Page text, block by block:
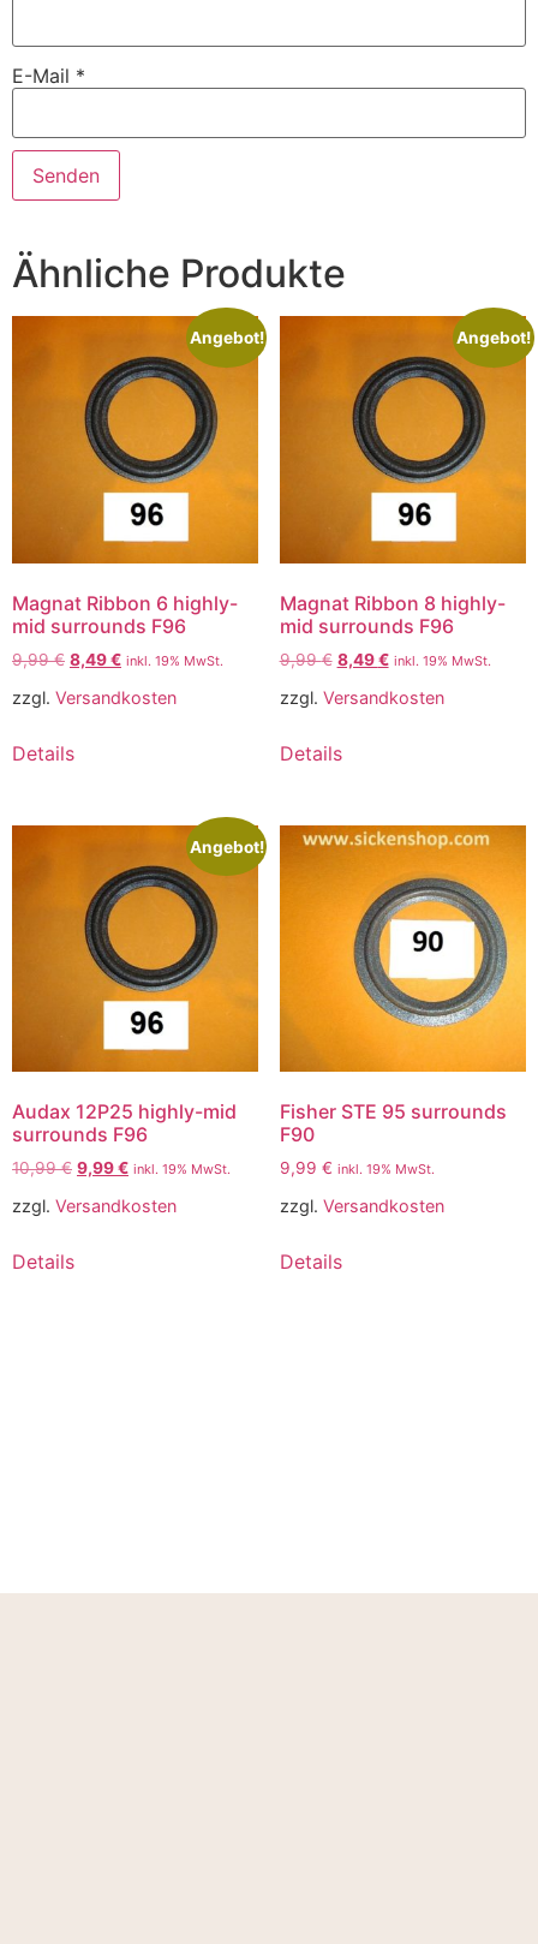
E-Mail *
Ähnliche Produkte
Angebot!
Magnat Ribbon 6 highly-
mid surrounds F96
9,99€ 8,49€ inkl. 19% MwSt.
zzgl. Versandkosten
Details
Angebot!
Magnat Ribbon 8 highly-
mid surrounds F96
9,99€ 8,49€ inkl. 19% MwSt.
zzgl. Versandkosten
Details
Angebot!
Audax 12P25 highly-mid
surrounds F96
10,99€ 9,99€ inkl. 19% MwSt.
zzgl. Versandkosten
Details
Fisher STE 95 surrounds
F90
9,99 € inkl. 19% MwSt.
zzgl. Versandkosten
Details